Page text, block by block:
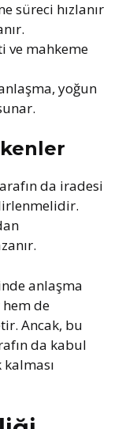
süreci hızlanır
ve mahkeme
yoğun
da iradesi
anlaşma
de
Ancak, bu
da kabul